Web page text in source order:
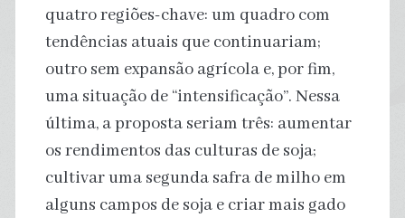
quatro regiões-chave: um quadro com
tendências atuais que continuariam;
outro sem expansão agrícola e, por fim,
uma situação de “intensificação”. Nessa
última, a proposta seriam três: aumentar
os rendimentos das culturas de soja;
cultivar uma segunda safra de milho em
alguns campos de soja e criar mais gado